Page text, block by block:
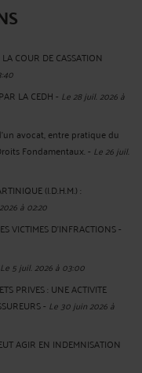
COUR DE CASSATION
LA CEDH- Le 28 juil. 2026 à
avocat, entre pratique du
Fondamentaux.- Le 26 juil.
(I.D.H.M.) :
à 02:20
VICTIMES D'INFRACTIONS-
Le 5 juil. 2026 à 03:00
PRIVES : UNE ACTIVITE
- Le 30 juin 2026 à
AGIR EN INDEMNISATION